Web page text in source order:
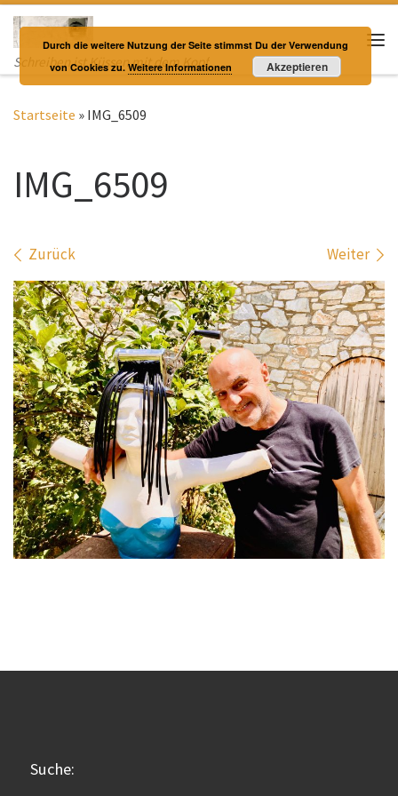
Zum Inhalt springen
Schreiben ist Küssen mit dem Kopf
Startseite » IMG_6509
IMG_6509
Bilder Navigation
Zurück Weiter
Suche:
Durch die weitere Nutzung der Seite stimmst Du der Verwendung
von Cookies zu.Weitere Informationen Akzeptieren